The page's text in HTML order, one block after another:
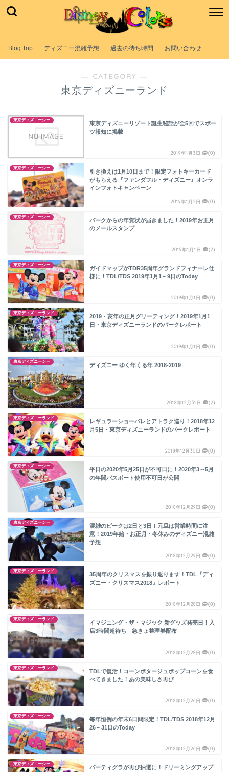
Blog Top ディズニー混雑予想 過去の待ち時間 お問い合わせ
― CATEGORY ―
東京ディズニーランド
東京ディズニーシー
東京ディズニーリゾート誕生秘話が全5回でスポー
ツ報知に掲載
2019年1月3日 (0)
東京ディズニーシー
引き換えは1月10日まで！限定フォトキーカード
がもらえる『ファンダフル・ディズニー』オンラ
インフォトキャンペーン
2019年1月2日 (0)
東京ディズニーシー
パークからの年賀状が届きました！2019年お正月
のメールスタンプ
2019年1月1日 (2)
東京ディズニーシー
ガイドマップがTDR35周年グランドフィナーレ仕
様に！TDL/TDS 2019年1月1～9日のToday
2019年1月1日 (0)
東京ディズニーランド
2019・亥年の正月グリーティング！2019年1月1
日・東京ディズニーランドのパークレポート
2019年1月1日 (0)
東京ディズニーシー
ディズニー ゆく年くる年 2018-2019
2018年12月31日 (2)
東京ディズニーランド
レギュラーショーパレとアトラク巡り！2018年12
月5日・東京ディズニーランドのパークレポート
2018年12月30日 (0)
東京ディズニーシー
平日の2020年5月25日が不可日に！2020年3～5月
の年間パスポート使用不可日が公開
2018年12月29日 (0)
東京ディズニーシー
混雑のピークは2日と3日！元旦は営業時間に注
意！2019年始・お正月・冬休みのディズニー混雑
予想
2018年12月29日 (0)
東京ディズニーランド
35周年のクリスマスを振り返ります！TDL『ディ
ズニー・クリスマス2018』レポート
2018年12月28日 (0)
東京ディズニーランド
イマジニング・ザ・マジック 新グッズ発売日！入
店3時間超待ち→急きょ整理券配布
2018年12月28日 (0)
東京ディズニーランド
TDLで復活！コーンポタージュポップコーンを食
べてきました！あの美味しさ再び
2018年12月26日 (0)
東京ディズニーシー
毎年恒例の年末6日間限定！TDL/TDS 2018年12月
26～31日のToday
2018年12月26日 (0)
東京ディズニーシー
パーティグラが再び抽選に！ドリーミングアップ